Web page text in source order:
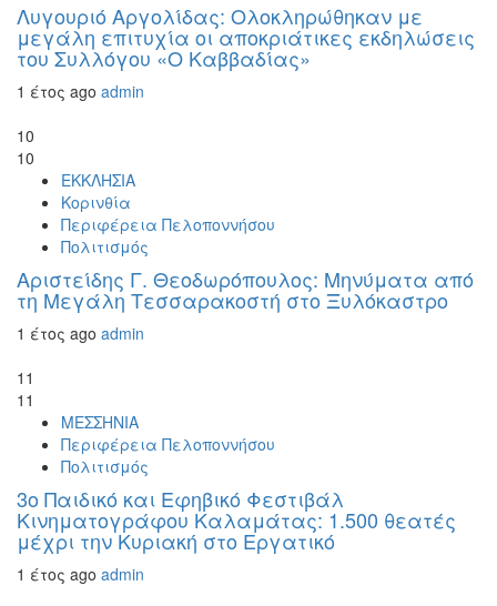
Λυγουριό Αργολίδας: Ολοκληρώθηκαν με
μεγάλη επιτυχία οι αποκριάτικες εκδηλώσεις
του Συλλόγου «Ο Καββαδίας»
1 έτος ago admin
10
10
ΕΚΚΛΗΣΙΑ
Κορινθία
Περιφέρεια Πελοποννήσου
Πολιτισμός
Αριστείδης Γ. Θεοδωρόπουλος: Μηνύματα από
τη Μεγάλη Τεσσαρακοστή στο Ξυλόκαστρο
1 έτος ago admin
11
11
ΜΕΣΣΗΝΙΑ
Περιφέρεια Πελοποννήσου
Πολιτισμός
3ο Παιδικό και Εφηβικό Φεστιβάλ
Κινηματογράφου Καλαμάτας: 1.500 θεατές
μέχρι την Κυριακή στο Εργατικό
1 έτος ago admin